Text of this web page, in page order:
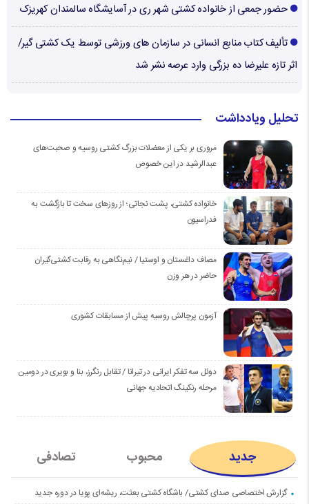
حضور جمعی از خانواده کشتی شهر ری در آسایشگاه سالمندان کهریزک
تألیف کتاب منابع انسانی در سازمان های ورزشی توسط یک کشتی گیر/
اثر تازه علیرضا ده بزرگی وارد عرصه نشر شد
تحلیل ویادداشت
مروری بر یکی از معضلات بزرگ کشتی روسیه و صحبت‌های
عبدالرشید در این خصوص
خانواده کشتی، پشت نجاتی؛ از روزهای سخت تا بازگشت به
فدراسیون
مصاف داغستان و اوستیا / نیم‌نگاهی به رقابت کشتی‌گیران
حاضر در هر وزن
آزمون پرچالش روسیه پیش از مسابقات کشوری
دوئل سه تفکر ایرانی در تیرانا / تقابل رنگرز، بنا و بویری در دومین
مرحله رنکینگ اتحادیه جهانی
جدید محبوب تصادفی
گزارش اختصاصی صدای کشتی/ باشگاه کشتی بعثت، ریشه‌ای پویا در دوره جدید